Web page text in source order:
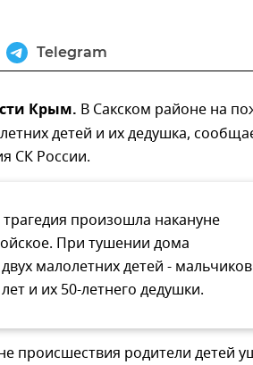
Telegram
Крым. В Сакском районе на
детей и их дедушка,
СК России.
произошла накануне
При тушении дома
малолетних детей - мальчиков
и их 50-летнего дедушки.
происшествия родители детей